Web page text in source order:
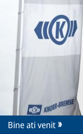
Bine ati venit